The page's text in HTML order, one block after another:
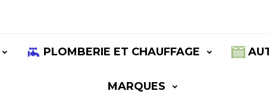
PLOMBERIE ET CHAUFFAGE
MARQUES